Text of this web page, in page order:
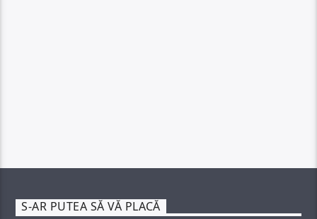
S-AR PUTEA SĂ VĂ PLACĂ